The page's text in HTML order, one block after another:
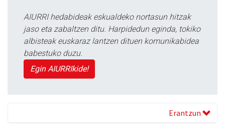
AIURRI hedabideak eskualdeko nortasun hitzak
jaso eta zabaltzen ditu. Harpidedun eginda, tokiko
albisteak euskaraz lantzen dituen komunikabidea
babestuko duzu.
Egin AIURRIkide!
Erantzun